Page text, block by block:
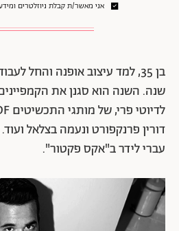
אני מאשר/ת קבלת ניוזלטרים
שנה. השנה הוא סגנן את
דורין פרנקפורט ונעמה בצלאל
עברי לידר ב"אקס פקטור".